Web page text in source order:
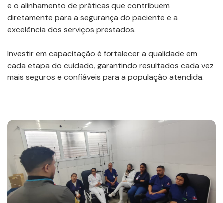
e o alinhamento de práticas que contribuem
diretamente para a segurança do paciente e a
excelência dos serviços prestados.
Investir em capacitação é fortalecer a qualidade em
cada etapa do cuidado, garantindo resultados cada vez
mais seguros e confiáveis para a população atendida.